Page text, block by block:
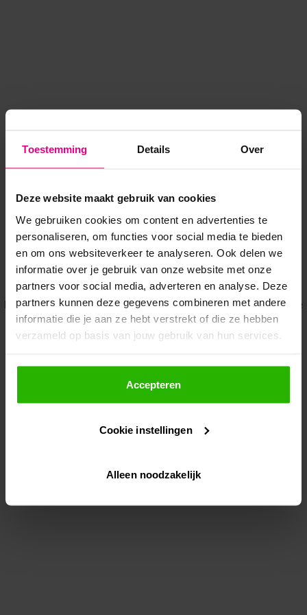
Toestemming Details Over
Deze website maakt gebruik van cookies
We gebruiken cookies om content en advertenties te
personaliseren, om functies voor social media te bieden
en om ons websiteverkeer te analyseren. Ook delen we
informatie over je gebruik van onze website met onze
partners voor social media, adverteren en analyse. Deze
partners kunnen deze gegevens combineren met andere
informatie die je aan ze hebt verstrekt of die ze hebben
verzameld op basis van jouw gebruik van hun services.
Als je op "Accepteer" klikt, dan geef je Voordeeluitjes.nl
toestemming om cookies voor social media en
gepersonaliseerde advertenties te plaatsen.
Lees hier meer over in onsprivacybeleid
Via "Cookie instellingen" kun je ook zelf instellen welke
Accepteren
Cookie instellingen
Alleen noodzakelijk
Application error: a client-side exception has occurred while
loadingwww.voordeeluitjes.nl (see the browser console for more
information).